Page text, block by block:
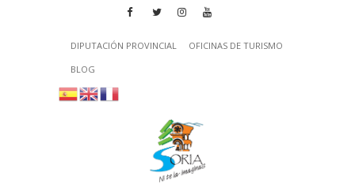
DIPUTACIÓN PROVINCIAL
OFICINAS DE TURISMO
BLOG